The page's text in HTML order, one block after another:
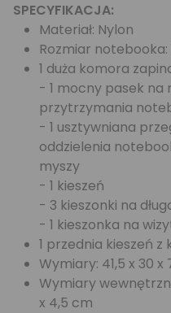
SPECYFIKACJA:
Materiał: Nylon
Rozmiar notebooka:
1 duża komora
- 1 mocny pasek na
przytrzymania
- 1 usztywniana
oddzielenia
myszy
- 1 kieszeń
- 3 kieszonki na
- 1 kieszonka na
1 przednia kieszeń
Wymiary: 41,5 x 30 x
Wymiary
x 4,5 cm